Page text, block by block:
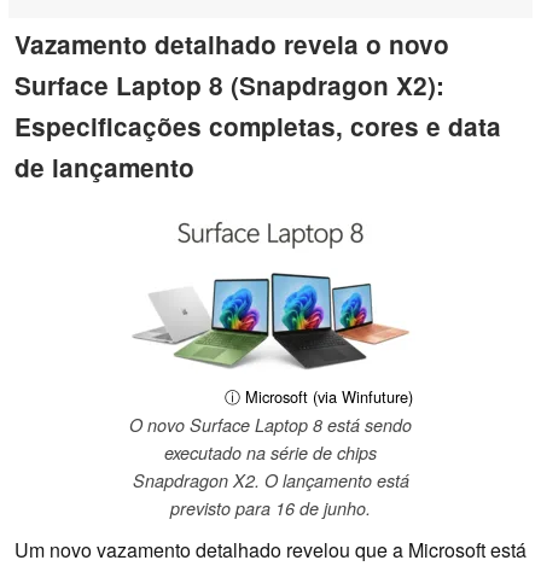
Vazamento detalhado revela o novo
Surface Laptop 8 (Snapdragon X2):
Especificações completas, cores e data
de lançamento
ⓘ Microsoft (via Winfuture)
O novo Surface Laptop 8 está sendo
executado na série de chips
Snapdragon X2. O lançamento está
previsto para 16 de junho.
Um novo vazamento detalhado revelou que a Microsoft está